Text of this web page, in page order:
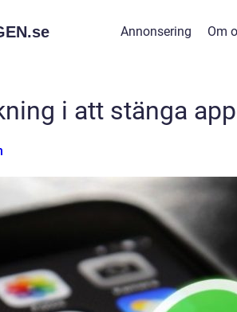
se Annonsering Om
i att stänga